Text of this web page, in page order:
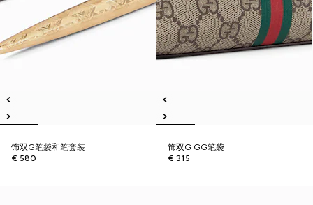
饰双G笔袋和笔套装
€ 580
饰双G GG笔袋
€ 315